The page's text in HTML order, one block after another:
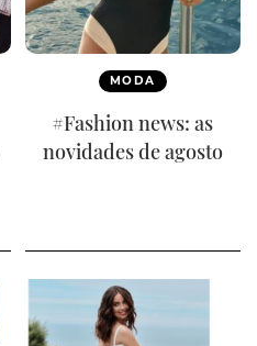
MODA
#Fashion news: as
novidades de agosto